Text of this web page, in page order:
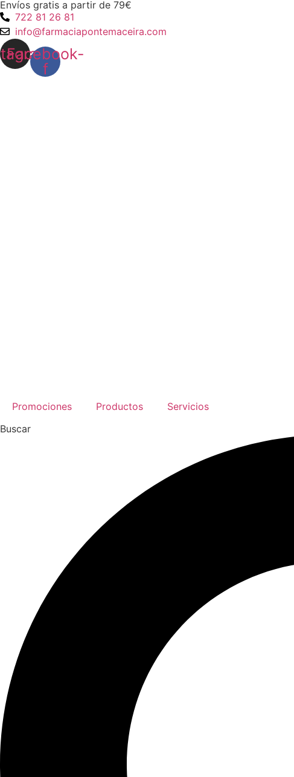
Ir
al
contenido
Envíos gratis a partir de 79€
722 81 26 81
info@farmaciapontemaceira.com
Facebook-
f
Promociones Productos
Servicios
Buscar